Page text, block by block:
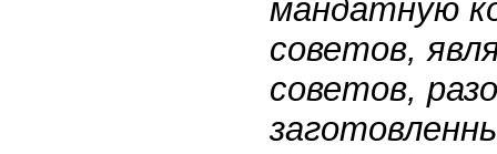
мандатную
советов,
советов,